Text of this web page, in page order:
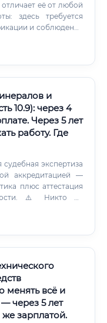
её от любой
здесь требуется
и соблюдение
и
10.9): через 4
Через 5 лет
работу. Где
экспертиза
аккредитацией —
плюс аттестация
⚠️ Никто не
но в конкретных
менять всё и
через 5 лет
же зарплатой.